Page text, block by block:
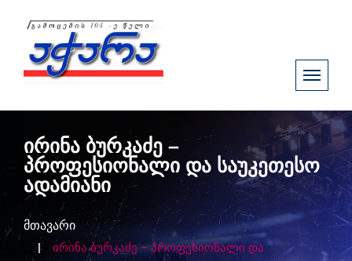
ირინა ბურკაძე –
პროფესიონალი და საუკეთესო
ადამიანი
მთავარი
ირინა ბურკაძე – პროფესიონალი და